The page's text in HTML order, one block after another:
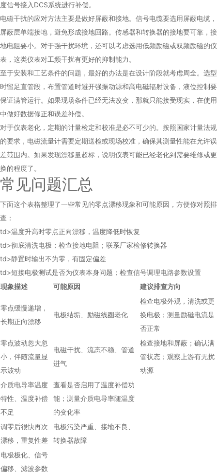
度信号接入DCS系统进行补偿。
电磁干扰的应对方法主要是做好屏蔽和接地。信号电缆要选用屏蔽电缆，
屏蔽层单端接地，避免形成接地回路。传感器和转换器的接地要可靠，接
地电阻要小。对于强干扰环境，还可以考虑选用低频励磁或双频励磁的仪
表，这类仪表对工频干扰有更好的抑制能力。
至于安装和工艺条件的问题，最好的办法是在设计阶段就考虑周全。选型
时留足直管段，布置管道时避开强振动源和高电磁辐射设备，液位控制要
保证满管运行。如果现场条件已经无法改变，那就只能接受现实，在使用
中做好数据修正和误差补偿。
对于仪表老化，定期的计量检定和校准是必不可少的。按照国家计量法规
的要求，电磁流量计需要定期送检或现场校准，确保其测量性能在允许误
差范围内。如果发现漂移量超标，说明仪表可能已经老化到需要维修或更
换的程度了。
常见问题汇总
下面这个表格整理了一些常见的零点漂移现象和可能原因，方便你对照排
查：
td>温度升高时零点正向漂移，温度降低时恢复
td>彻底清洗电极；检查接地电阻；联系厂家检修转换器
td>静置时输出不为零，有固定偏差
td>短接电极测试是否为仪表本身问题；检查信号调理电路参数设置
现象描述
可能原因 建议排查方向
零点缓慢递增，
长期正向漂移
电极结垢、励磁线圈老化
检查电极外观，清洗或更
换电极；测量励磁电流是
否正常
零点波动忽大忽
小，伴随流量显
示波动
电磁干扰、流态不稳、管道
进气
检查接地和屏蔽；确认满
管状态；观察上游有无扰
动源
介质电导率温度
特性、温度补偿
不足
查看是否启用了温度补偿功
能；测量介质电导率随温度
的变化率
调零后很快再次
漂移，重复性差
电极污染严重、接地不良、
转换器故障
电极极化、信号
偏移、滤波参数